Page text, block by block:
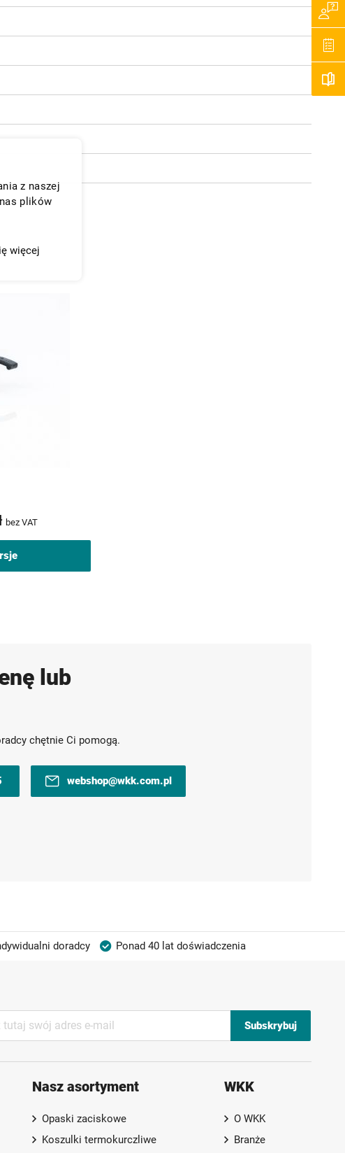
bez VAT
lub
chętnie Ci pomogą.
webshop@wkk.com.pl
doradcy
Ponad 40 lat doświadczenia
Subskrybuj
Nasz asortyment
Opaski zaciskowe
Koszulki termokurczliwe
WKK
O WKK
Branże
z naszej
plików
więcej